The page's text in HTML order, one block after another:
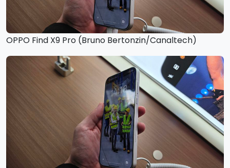
OPPO Find X9 Pro (Bruno Bertonzin/Canaltech)